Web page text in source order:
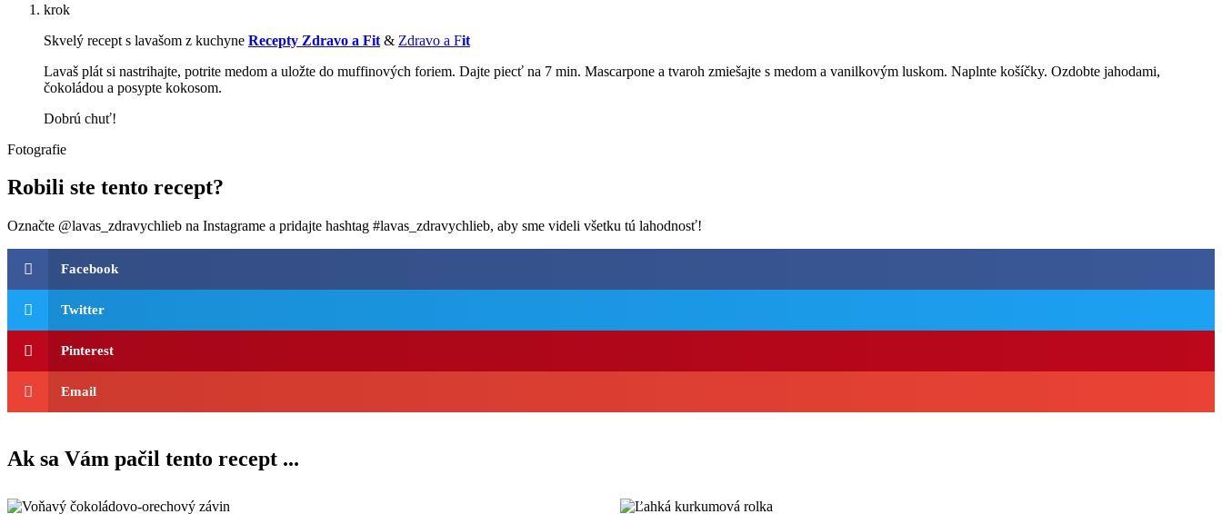
krok
Skvelý recept s lavašom z kuchyne Recepty Zdravo a Fit & Zdravo a Fit
Lavaš plát si nastrihajte, potrite medom a uložte do muffinových foriem. Dajte piecť na 7 min. Mascarpone a tvaroh zmiešajte s medom a vanilkovým luskom. Naplnte košíčky. Ozdobte jahodami,
čokoládou a posypte kokosom.
Dobrú chuť!
Fotografie
Robili ste tento recept?
Označte @lavas_zdravychlieb na Instagrame a pridajte hashtag #lavas_zdravychlieb, aby sme videli všetku tú lahodnosť!
Facebook
Twitter
Pinterest
Email
Ak sa Vám pačil tento recept ...